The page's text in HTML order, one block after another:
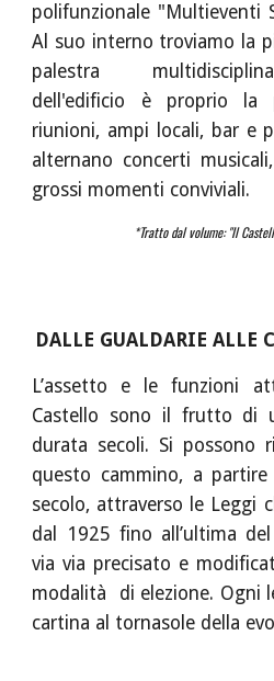
polifunzionale "Multieventi
Al suo interno troviamo la
palestra
dell'edificio è proprio la
riunioni, ampi locali, bar e
alternano concerti
grossi momenti conviviali.
*Tratto dal volume: "Il
DALLE GUALDARIE
L’assetto e le funzioni
Castello sono il frutto di
durata secoli. Si possono
questo cammino, a partire
secolo, attraverso le Leggi
dal 1925 fino all’ultima
via via precisato e
modalità di elezione. Ogni
cartina al tornasole della